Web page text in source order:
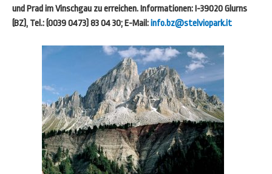
und Prad im Vinschgau zu erreichen. Informationen: I-39020 Glurns
(BZ), Tel.: (0039 0473) 83 04 30; E-Mail:info.bz@stelviopark.it